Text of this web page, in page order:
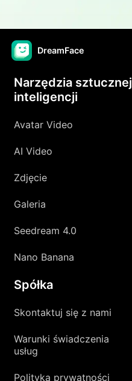
DreamFace
Narzędzia sztucznej
inteligencji
Avatar Video
AI Video
Zdjęcie
Galeria
Seedream 4.0
Nano Banana
Spółka
Skontaktuj się z nami
Warunki świadczenia
usług
Polityka prywatności